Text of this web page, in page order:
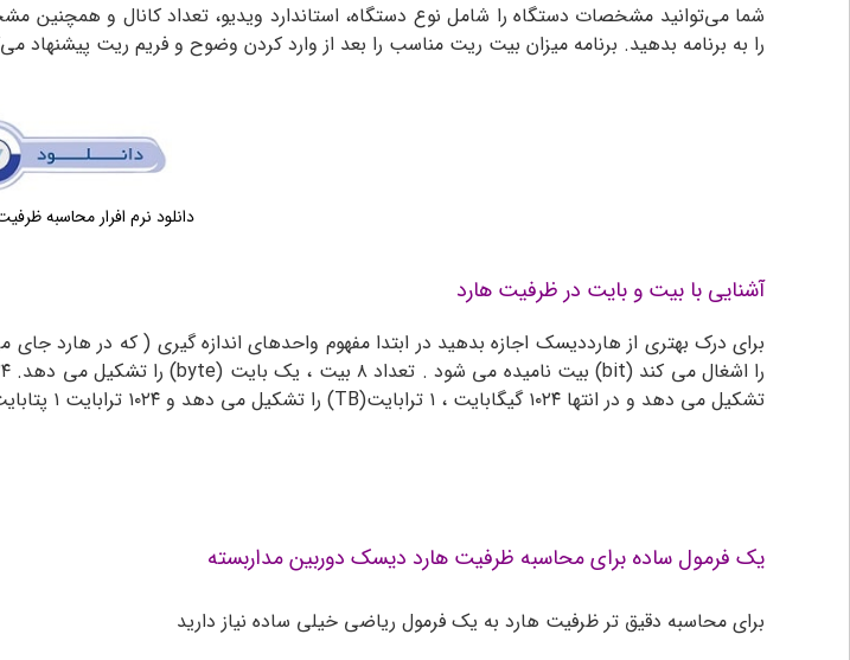
شما می‌توانید مشخصات دستگاه را شامل نوع دستگاه، استاندارد ویدیو، تعداد کانال و
را به برنامه بدهید. برنامه میزان بیت ریت مناسب را بعد از وارد کردن وضوح و فریم ریت پیشنهاد
دانلود نرم افرار محاسبه
آشنایی با بیت و بایت در ظرفیت هارد
برای درک بهتری از هارددیسک اجازه بدهید در ابتدا مفهوم واحدهای اندازه گیری ( که در هارد
تشکیل می دهد و در انتها ۱۰۲۴ گیگابایت ، ۱ ترابایت(TB) را تشکیل می دهد و ۱۰۲۴ ترابایت ۱ پتابایت(PT)
یک فرمول ساده برای محاسبه ظرفیت هارد دیسک دوربین مداربسته
برای محاسبه دقیق تر ظرفیت هارد به یک فرمول ریاضی خیلی ساده نیاز دارید